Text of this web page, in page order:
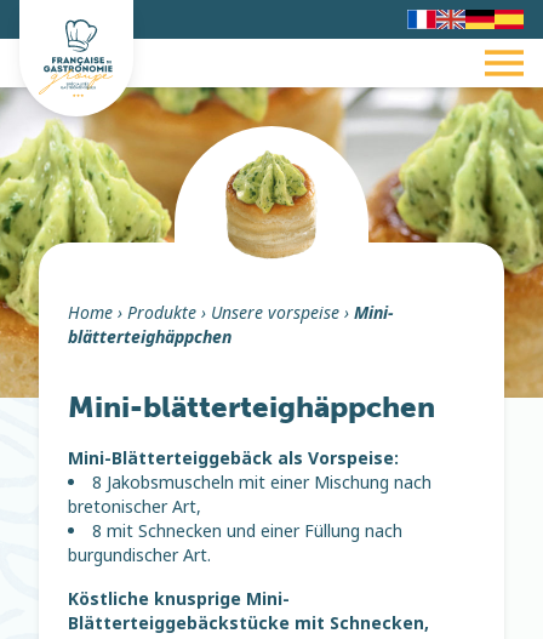
Home › Produkte › Unsere vorspeise › Mini-
blätterteighäppchen
Mini-blätterteighäppchen
Mini-Blätterteiggebäck als Vorspeise:
8 Jakobsmuscheln mit einer Mischung nach
bretonischer Art,
8 mit Schnecken und einer Füllung nach
burgundischer Art.
Köstliche knusprige Mini-
Blätterteiggebäckstücke mit Schnecken,